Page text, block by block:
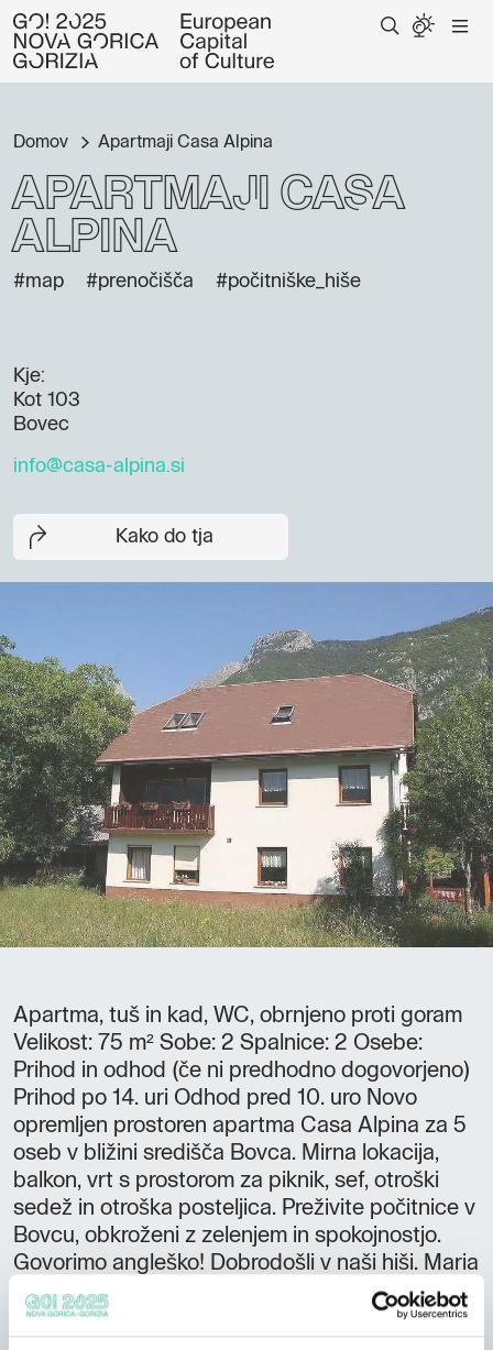
Domov Apartmaji Casa Alpina
Apartmaji Casa
Alpina
#map #prenočišča #počitniške_hiše
Kje:
Kot 103
Bovec
info@casa-alpina.si
Kako do tja
Apartma, tuš in kad, WC, obrnjeno proti goram
Velikost: 75 m² Sobe: 2 Spalnice: 2 Osebe:
Prihod in odhod (če ni predhodno dogovorjeno)
Prihod po 14. uri Odhod pred 10. uro Novo
opremljen prostoren apartma Casa Alpina za 5
oseb v bližini središča Bovca. Mirna lokacija,
balkon, vrt s prostorom za piknik, sef, otroški
sedež in otroška posteljica. Preživite počitnice v
Bovcu, obkroženi z zelenjem in spokojnostjo.
Govorimo angleško! Dobrodošli v naši hiši. Maria
Laura Jauregui V. Simon Černuta